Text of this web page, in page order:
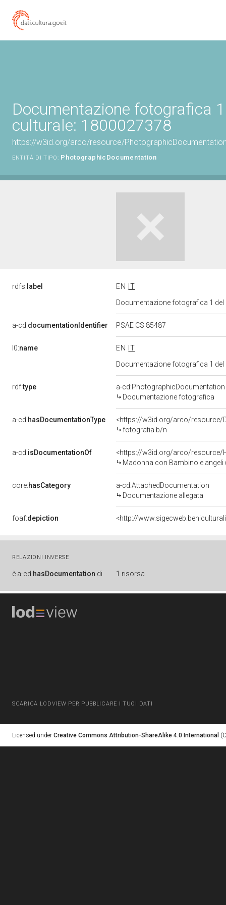
Documentazione fotografica
culturale: 1800027378
https://w3id.org/arco/resource/
ENTITÀ DI TIPO: PhotographicDocumentation
rdfs: label EN
IT
Documentazione fotografica 1
a-cd:documentationIdentifier PSAE CS 85487
l0:name EN
IT
Documentazione fotografica 1
rdf:type
a-cd:PhotographicDocumentation
Documentazione fotografica
a-cd:hasDocumentationType
<https://w3id.org/arco/resource/
fotografia b/n
a-cd:isDocumentationOf
<https://w3id.org/arco/resource/
Madonna con Bambino e
core:hasCategory
a-cd:AttachedDocumentation
Documentazione allegata
foaf:depiction <http://
RELAZIONI INVERSE
è a-cd:hasDocumentation di 1 risorsa
SCARICA LODVIEW PER PUBBLICARE I TUOI DATI
Licensed under Creative Commons Attribution-ShareAlike 4.0 International